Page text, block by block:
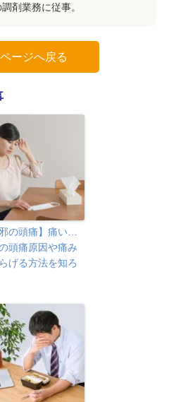
剤業務に従事。
ージへ戻る
邪の頭痛】痛い…
頭痛原因や痛み
げる方法を知ろ